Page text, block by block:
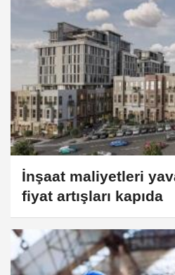
İnşaat maliyetleri
fiyat artışları kapıda